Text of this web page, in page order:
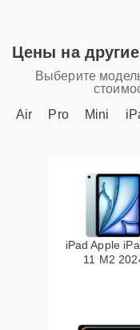
Цены на
Выберите
Air
Pro Mini
iPad Apple
11 M2